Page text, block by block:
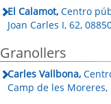
El Calamot, Centro
Joan Carles I, 62,
Granollers
Carles Vallbona,
Camp de les Moreres,